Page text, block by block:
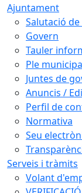
Ajuntament
Salutació
Govern
Tauler
Ple
Juntes de
Anuncis /
Perfil de
Normativa
Seu
Serveis i tràmits
Volant